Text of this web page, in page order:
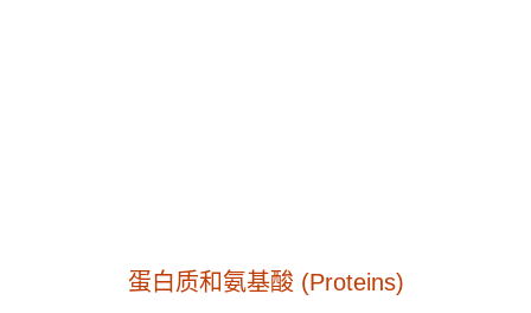
蛋白质和氨基酸 (Proteins)